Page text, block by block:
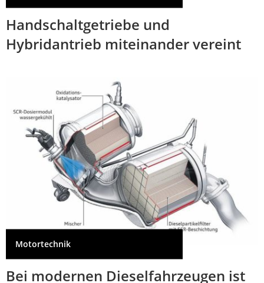
Handschaltgetriebe und
Hybridantrieb miteinander vereint
Motortechnik
Bei modernen Dieselfahrzeugen ist